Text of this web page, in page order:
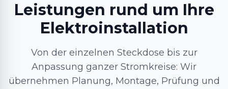
Leistungen rund um Ihre
Elektroinstallation
Von der einzelnen Steckdose bis zur
Anpassung ganzer Stromkreise: Wir
übernehmen Planung, Montage, Prüfung und